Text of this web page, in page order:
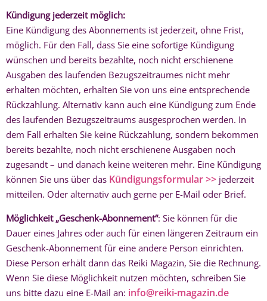
Kündigung jederzeit möglich:
Eine Kündigung des Abonnements ist jederzeit, ohne Frist,
möglich. Für den Fall, dass Sie eine sofortige Kündigung
wünschen und bereits bezahlte, noch nicht erschienene
Ausgaben des laufenden Bezugszeitraumes nicht mehr
erhalten möchten, erhalten Sie von uns eine entsprechende
Rückzahlung. Alternativ kann auch eine Kündigung zum Ende
des laufenden Bezugszeitraums ausgesprochen werden. In
dem Fall erhalten Sie keine Rückzahlung, sondern bekommen
bereits bezahlte, noch nicht erschienene Ausgaben noch
zugesandt – und danach keine weiteren mehr. Eine Kündigung
können Sie uns über das Kündigungsformular >> jederzeit
mitteilen. Oder alternativ auch gerne per E-Mail oder Brief.
Möglichkeit „Geschenk-Abonnement“: Sie können für die
Dauer eines Jahres oder auch für einen längeren Zeitraum ein
Geschenk-Abonnement für eine andere Person einrichten.
Diese Person erhält dann das Reiki Magazin, Sie die Rechnung.
Wenn Sie diese Möglichkeit nutzen möchten, schreiben Sie
uns bitte dazu eine E-Mail an: info@reiki-magazin.de